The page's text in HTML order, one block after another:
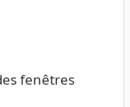
fenêtres